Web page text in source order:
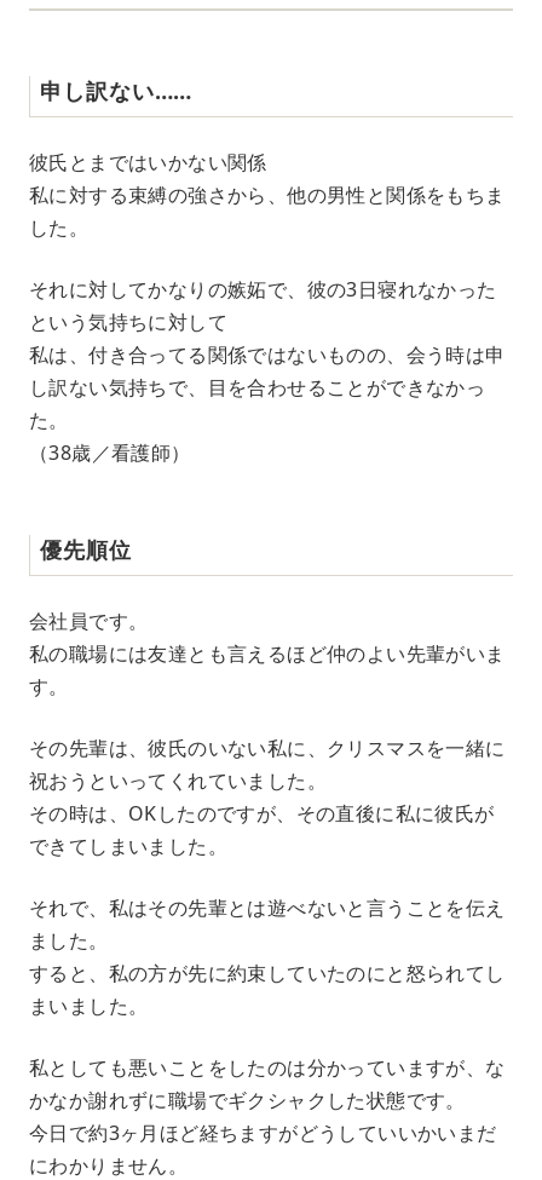
申し訳ない……
彼氏とまではいかない関係
私に対する束縛の強さから、他の男性と関係をもちま
した。
それに対してかなりの嫉妬で、彼の3日寝れなかった
という気持ちに対して
私は、付き合ってる関係ではないものの、会う時は申
し訳ない気持ちで、目を合わせることができなかっ
た。
（38歳／看護師）
優先順位
会社員です。
私の職場には友達とも言えるほど仲のよい先輩がいま
す。
その先輩は、彼氏のいない私に、クリスマスを一緒に
祝おうといってくれていました。
その時は、OKしたのですが、その直後に私に彼氏が
できてしまいました。
それで、私はその先輩とは遊べないと言うことを伝え
ました。
すると、私の方が先に約束していたのにと怒られてし
まいました。
私としても悪いことをしたのは分かっていますが、な
かなか謝れずに職場でギクシャクした状態です。
今日で約3ヶ月ほど経ちますがどうしていいかいまだ
にわかりません。